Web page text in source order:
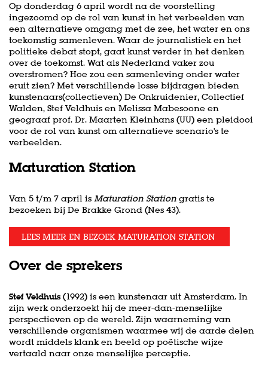
Op donderdag 6 april wordt na de voorstelling
ingezoomd op de rol van kunst in het verbeelden van
een alternatieve omgang met de zee, het water en ons
toekomstig samenleven. Waar de journalistiek en het
politieke debat stopt, gaat kunst verder in het denken
over de toekomst. Wat als Nederland vaker zou
overstromen? Hoe zou een samenleving onder water
eruit zien? Met verschillende losse bijdragen bieden
kunstenaars(collectieven) De Onkruidenier, Collectief
Walden, Stef Veldhuis en Melissa Mabesoone en
geograaf prof. Dr. Maarten Kleinhans (UU) een pleidooi
voor de rol van kunst om alternatieve scenario's te
verbeelden.
Maturation Station
Van 5 t/m 7 april is Maturation Station gratis te
bezoeken bij De Brakke Grond (Nes 43).
LEES MEER EN BEZOEK MATURATION STATION
Over de sprekers
Stef Veldhuis(1992) is een kunstenaar uit Amsterdam. In
zijn werk onderzoekt hij de meer-dan-menselijke
perspectieven op de wereld. Zijn waarneming van
verschillende organismen waarmee wij de aarde delen
wordt middels klank en beeld op poëtische wijze
vertaald naar onze menselijke perceptie.